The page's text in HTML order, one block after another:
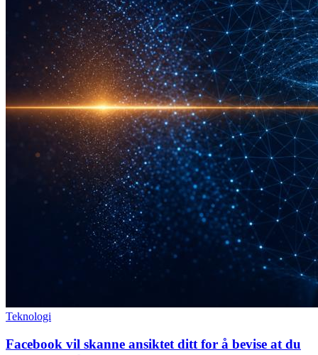
Teknologi
Facebook vil skanne ansiktet ditt for å bevise at du